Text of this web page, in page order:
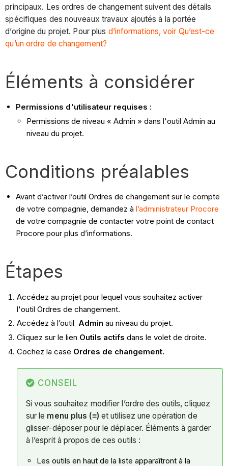
principaux. Les ordres de changement suivent des détails
spécifiques des nouveaux travaux ajoutés à la portée
d’origine du projet. Pour plus d’informations, voir Qu’est-ce
qu’un ordre de changement?
Éléments à considérer
Permissions d'utilisateur requises :
Permissions de niveau « Admin » dans l'outil Admin au
niveau du projet.
Conditions préalables
Avant d’activer l’outil Ordres de changement sur le compte
de votre compagnie, demandez àl’administrateur Procore
de votre compagnie de contacter votre point de contact
Procore pour plus d’informations.
Étapes
Accédez au projet pour lequel vous souhaitez activer
l'outil Ordres de changement.
Accédez à l’outil Admin au niveau du projet.
Cliquez sur le lien Outils actifs dans le volet de droite.
Cochez la case Ordres de changement.
CONSEIL
Si vous souhaitez modifier l’ordre des outils, cliquez
sur le menu plus (≡) et utilisez une opération de
glisser-déposer pour le déplacer. Éléments à garder
à l’esprit à propos de ces outils :
Les outils en haut de la liste apparaîtront à la